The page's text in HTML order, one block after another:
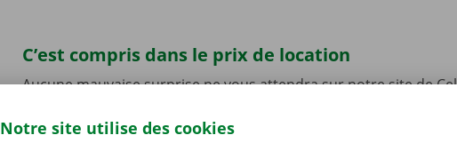
C’est compris dans le prix de location
Aucune mauvaise surprise ne vous attendra sur notre site de
personnalisés sont en effet très importants pour nous
Notre site utilise des cookies